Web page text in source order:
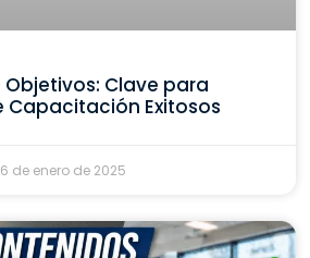
Clave para
Capacitación Exitosos
6 de enero de 2025